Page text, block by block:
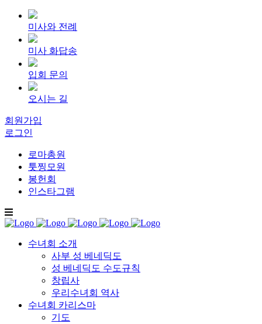
미사와 전례
미사 화답송
입회 문의
오시는 길
회원가입
로그인
로마총원
툿찡모원
봉헌회
인스타그램
수녀회 소개
사부 성 베네딕도
성 베네딕도 수도규칙
창립사
우리수녀회 역사
수녀회 카리스마
기도